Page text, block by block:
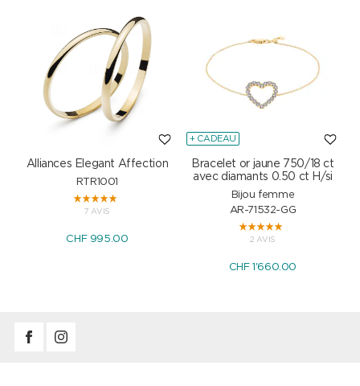
Alliances Elegant Affection
RTR1001
7 AVIS
CHF 995.00
+ CADEAU
Bracelet or jaune 750/18 ct
avec diamants 0.50 ct H/si
Bijou femme
AR-71532-GG
2 AVIS
CHF 1'660.00